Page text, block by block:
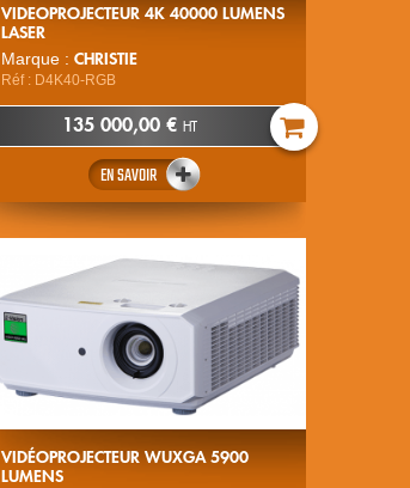
VIDEOPROJECTEUR 4K 40000 LUMENS
LASER
Marque : CHRISTIE
Réf : D4K40-RGB
135 000,00 € HT
EN SAVOIR
VIDÉOPROJECTEUR WUXGA 5900
LUMENS